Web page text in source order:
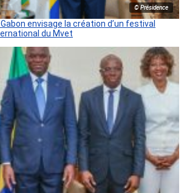
© Présidence
Gabon envisage la création d’un festival
du Mvet